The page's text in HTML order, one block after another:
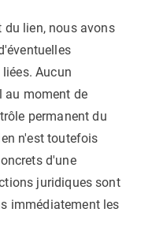
lien, nous avons
Aucun
au moment de
permanent du
n'est toutefois
d'une
juridiques sont
immédiatement les